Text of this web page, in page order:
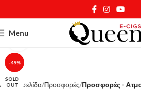
Menu
-49%
SOLD
OUT
Κάντε κλικ για μεγέθυνση
Αρχική σελίδα Προσφορές Προσφορές -